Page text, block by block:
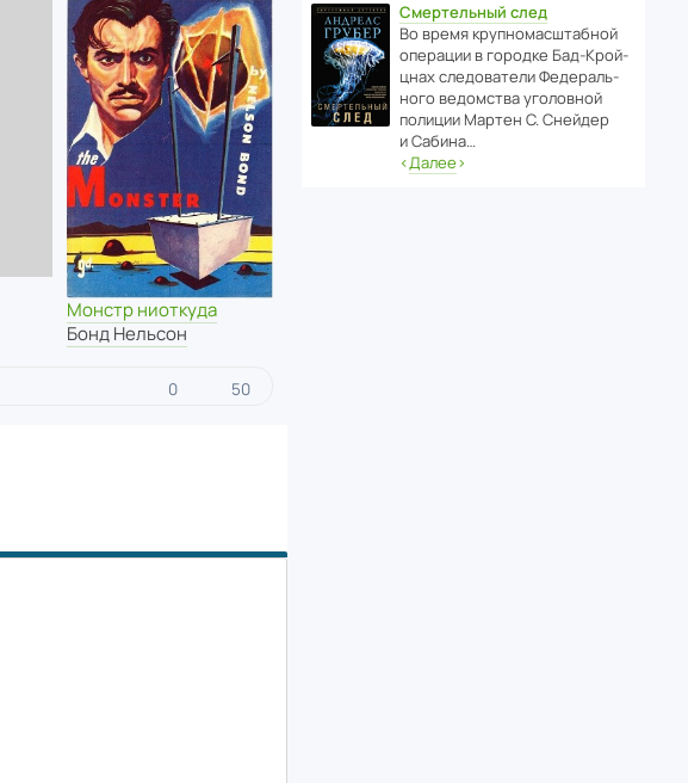
Монстр ниоткуда
Бонд Нельсон
0 50
Смертельный след
Во время круп­но­мас­ш­та­бной
операции в городке Бад‑Крой­
цнах следо­ва­тели Феде­раль­
ного ведомства уголо­вной
полиции Мартен С. Снейдер
и Сабина…
‹Далее›